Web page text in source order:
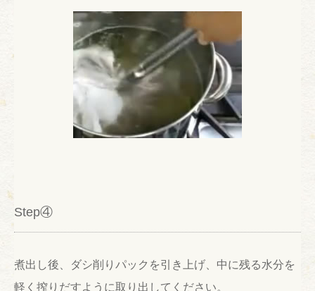
Step④
煮出し後、ダシ削りパックを引き上げ、中に残る水分を
軽く搾りだすように取り出してください。